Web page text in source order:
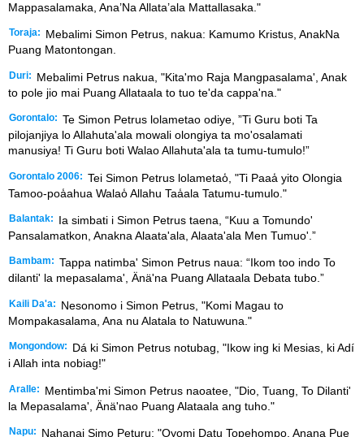
Mappasalamaka, Ana’Na Allata’ala Mattallasaka."
Toraja:
Mebalimi Simon Petrus, nakua: Kamumo Kristus, AnakNa
Puang Matontongan.
Duri:
Mebalimi Petrus nakua, "Kita'mo Raja Mangpasalama', Anak
to pole jio mai Puang Allataala to tuo te'da cappa'na."
Gorontalo: Te Simon Petrus lolametao odiye, ”Ti Guru boti Ta
pilojanjiya lo Allahuta'ala mowali olongiya ta mo'osalamati
manusiya! Ti Guru boti Walao Allahuta'ala ta tumu-tumulo!”
Gorontalo 2006: Tei Simon Petrus lolametao̒, "Ti Paaa̒ yito Olongia
Tamoo-poa̒ahua Walao̒ Allahu Taa̒ala Tatumu-tumulo."
Balantak:
Ia simbati i Simon Petrus taena, “Kuu a Tomundo'
Pansalamatkon, Anakna Alaata'ala, Alaata'ala Men Tumuo'.”
Bambam: Tappa natimba' Simon Petrus naua: “Ikom too indo To
dilanti' la mepasalama', Änä'na Puang Allataala Debata tubo.”
Kaili Da'a:
Nesonomo i Simon Petrus, "Komi Magau to
Mompakasalama, Ana nu Alatala to Natuwuna."
Mongondow:
Dá ki Simon Petrus notubag, "Ikow ing ki Mesias, ki Adí
i Allah inta nobiag!"
Aralle:
Mentimba'mi Simon Petrus naoatee, "Dio, Tuang, To Dilanti'
la Mepasalama', Änä'nao Puang Alataala ang tuho."
Napu: Nahanai Simo Peturu: "Oyomi Datu Topehompo, Anana Pue